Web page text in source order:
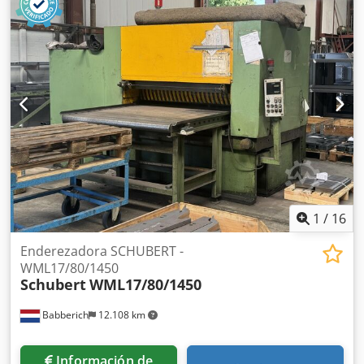
segmentos de relleno Cedpjymclbsfx Amyeha Apilador de
hojas: 600 - 8.000 mm Capacidad de apilamiento: 1
paquete de 8000 mm de largo x 2000 mm de ancho
Apilado: Máximo 10 000 kg distribuidos uniformemente
sobre una longitud de chapa de 5000 mm Altura del
paquete: 750 mm Velocidad de producción: Hasta 60
m/min
1 / 16
Babberich 12.108 km
Enderezadora SCHUBERT -
WML17/80/1450
SchubertWML17/80/1450